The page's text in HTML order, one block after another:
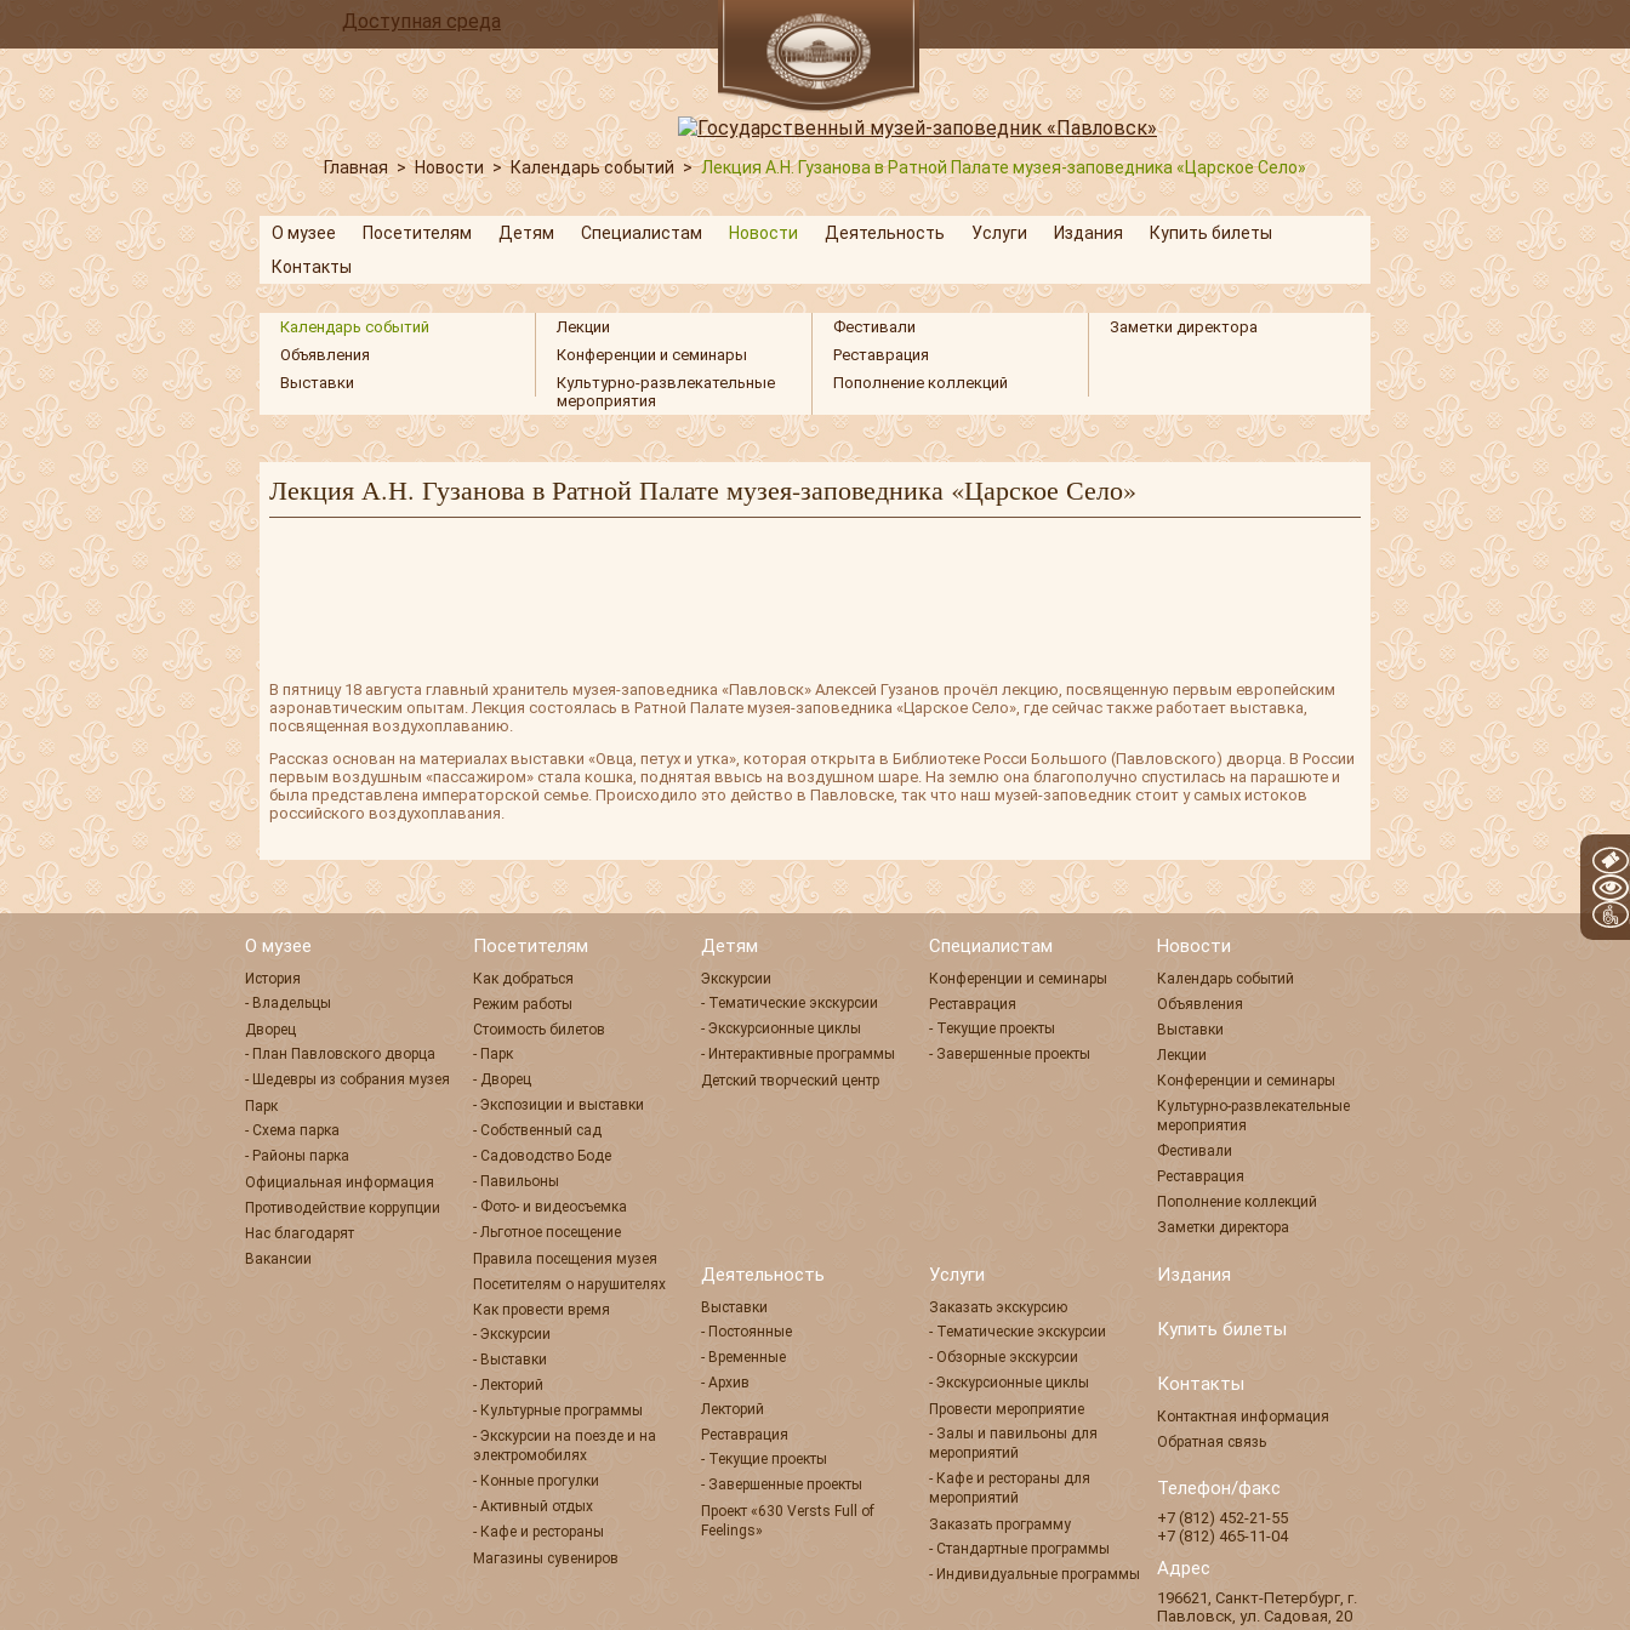
Доступная среда
Главная > Новости > Календарь событий > Лекция А.Н. Гузанова в Ратной Палате музея-заповедника «Царское Село»
О музее Посетителям Детям Специалистам Новости Деятельность Услуги Издания
Купить билеты
Контакты
Календарь событий
Объявления
Выставки
Лекции
Конференции и семинары
Культурно-развлекательные
мероприятия
Фестивали
Реставрация
Пополнение коллекций
Заметки директора
Лекция А.Н. Гузанова в Ратной Палате музея-заповедника «Царское Село»
В пятницу 18 августа главный хранитель музея-заповедника «Павловск» Алексей Гузанов прочёл лекцию, посвященную первым европейским
аэронавтическим опытам. Лекция состоялась в Ратной Палате музея-заповедника «Царское Село», где сейчас также работает выставка,
посвященная воздухоплаванию.
Рассказ основан на материалах выставки «Овца, петух и утка», которая открыта в Библиотеке Росси Большого (Павловского) дворца. В России
первым воздушным «пассажиром» стала кошка, поднятая ввысь на воздушном шаре. На землю она благополучно спустилась на парашюте и
была представлена императорской семье. Происходило это действо в Павловске, так что наш музей-заповедник стоит у самых истоков
российского воздухоплавания.
О музее
История
- Владельцы
Дворец
- План Павловского дворца
- Шедевры из собрания музея
Парк
- Схема парка
- Районы парка
Официальная информация
Противодействие коррупции
Нас благодарят
Вакансии
Посетителям
Как добраться
Режим работы
Стоимость билетов
- Парк
- Дворец
- Экспозиции и выставки
- Собственный сад
- Садоводство Боде
- Павильоны
- Фото- и видеосъемка
- Льготное посещение
Правила посещения музея
Посетителям о нарушителях
Как провести время
- Экскурсии
- Выставки
- Лекторий
- Культурные программы
- Экскурсии на поезде и на
электромобилях
- Конные прогулки
- Активный отдых
- Кафе и рестораны
Магазины сувениров
Детям
Экскурсии
- Тематические экскурсии
- Экскурсионные циклы
- Интерактивные программы
Детский творческий центр
Специалистам
Конференции и семинары
Реставрация
- Текущие проекты
- Завершенные проекты
Новости
Календарь событий
Объявления
Выставки
Лекции
Конференции и семинары
Культурно-развлекательные
мероприятия
Фестивали
Реставрация
Пополнение коллекций
Заметки директора
Деятельность
Выставки
- Постоянные
- Временные
- Архив
Лекторий
Реставрация
- Текущие проекты
- Завершенные проекты
Проект «630 Versts Full of
Feelings»
Услуги
Заказать экскурсию
- Тематические экскурсии
- Обзорные экскурсии
- Экскурсионные циклы
Провести мероприятие
- Залы и павильоны для
мероприятий
- Кафе и рестораны для
мероприятий
Заказать программу
- Стандартные программы
- Индивидуальные программы
Издания
Купить билеты
Контакты
Контактная информация
Обратная связь
Телефон/факс
+7 (812) 452-21-55
+7 (812) 465-11-04
Адрес
196621, Санкт-Петербург, г.
Павловск, ул. Садовая, 20